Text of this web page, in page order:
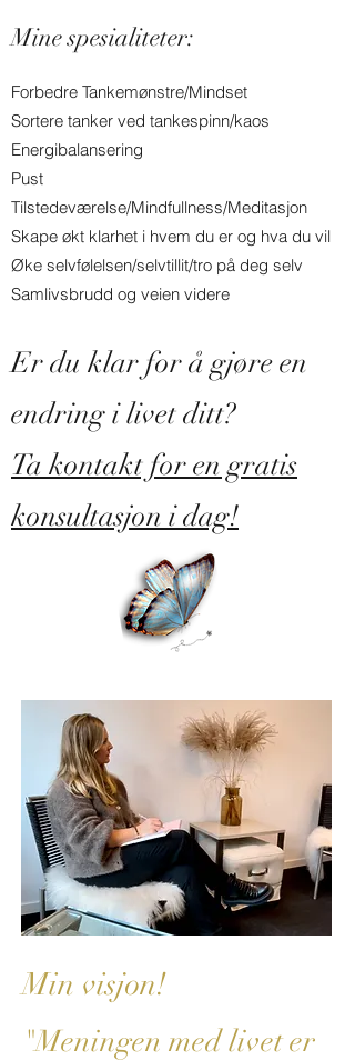
Mine spesialiteter:
Forbedre Tankemønstre/Mindset
Sortere tanker ved tankespinn/kaos
Energibalansering
Pust
Tilstedeværelse/Mindfullness/Meditasjon
Skape økt klarhet i hvem du er og hva du vil
Øke selvfølelsen/selvtillit/tro på deg selv
Samlivsbrudd og veien videre
Er du klar for å gjøre en
endring i livet ditt?
Ta kontakt for en gratis
konsultasjon i dag!
Min visjon!
"Meningen med livet er